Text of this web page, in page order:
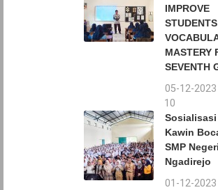
IMPROVE
STUDENTS
MASTERY
SEVENTH
05-12-2023
11:10
Sosialisasi
Kawin
SMP
Ngadirejo
01-12-2023